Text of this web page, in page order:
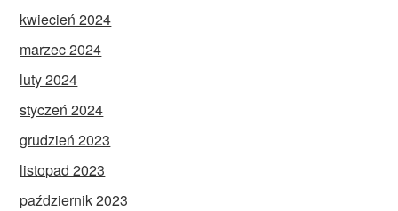
kwiecień 2024
marzec 2024
luty 2024
styczeń 2024
grudzień 2023
listopad 2023
październik 2023